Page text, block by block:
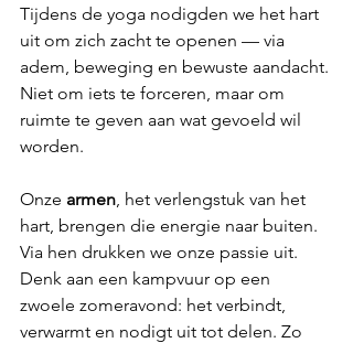
Tijdens de yoga nodigden we het hart
uit om zich zacht te openen — via
adem, beweging en bewuste aandacht.
Niet om iets te forceren, maar om
ruimte te geven aan wat gevoeld wil
worden.
Onze armen, het verlengstuk van het
hart, brengen die energie naar buiten.
Via hen drukken we onze passie uit.
Denk aan een kampvuur op een
zwoele zomeravond: het verbindt,
verwarmt en nodigt uit tot delen. Zo